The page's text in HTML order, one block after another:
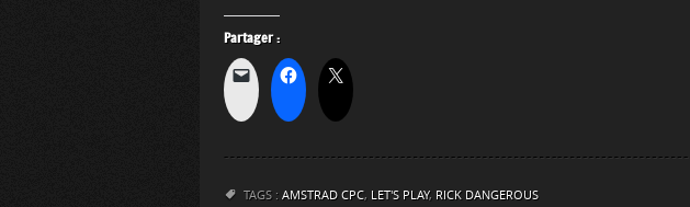
Partager :
TAGS : AMSTRAD CPC, LET'S PLAY, RICK DANGEROUS